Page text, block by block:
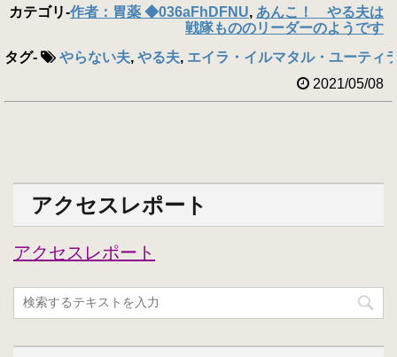
カテゴリ-作者：胃薬 ◆036aFhDFNU, あんこ！ やる夫は
戦隊もののリーダーのようです
タグ- やらない夫, やる夫, エイラ・イルマタル・ユーティ
2021/05/08
アクセスレポート
アクセスレポート